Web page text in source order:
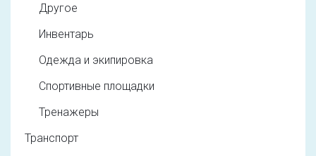
Другое
Инвентарь
Одежда и экипировка
Спортивные площадки
Тренажеры
Транспорт